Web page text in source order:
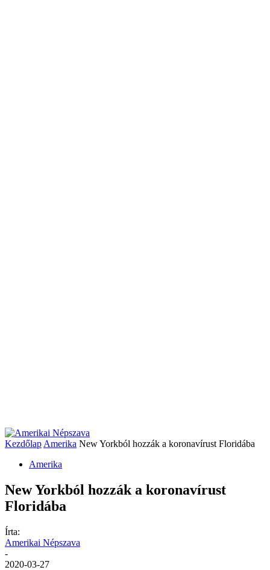
Kezdőlap Amerika New Yorkból hozzák a koronavírust Floridába
Amerika
New Yorkból hozzák a koronavírust
Floridába
Írta:
Amerikai Népszava
-
2020-03-27